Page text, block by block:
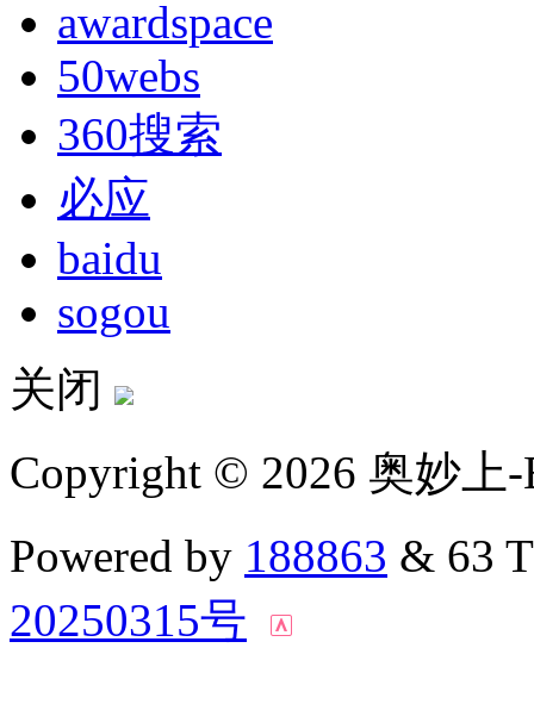
awardspace
50webs
360搜索
必应
baidu
sogou
关闭
Copyright © 2026 奥妙上
Powered by 188863 & 63
20250315号